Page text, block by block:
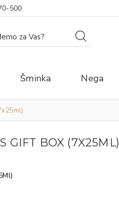
500
Šminka Nega
GIFT BOX (7X25ML)